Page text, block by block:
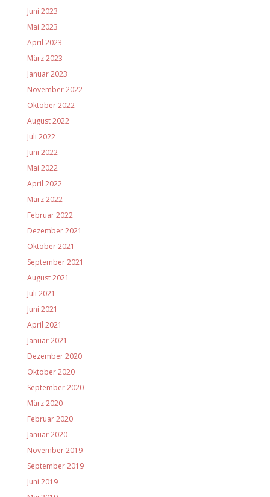
Juni 2023
Mai 2023
April 2023
März 2023
Januar 2023
November 2022
Oktober 2022
August 2022
Juli 2022
Juni 2022
Mai 2022
April 2022
März 2022
Februar 2022
Dezember 2021
Oktober 2021
September 2021
August 2021
Juli 2021
Juni 2021
April 2021
Januar 2021
Dezember 2020
Oktober 2020
September 2020
März 2020
Februar 2020
Januar 2020
November 2019
September 2019
Juni 2019